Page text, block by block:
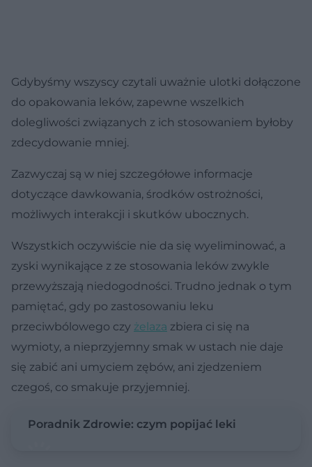
Gdybyśmy wszyscy czytali uważnie ulotki dołączone
do opakowania leków, zapewne wszelkich
dolegliwości związanych z ich stosowaniem byłoby
zdecydowanie mniej.
Zazwyczaj są w niej szczegółowe informacje
dotyczące dawkowania, środków ostrożności,
możliwych interakcji i skutków ubocznych.
Wszystkich oczywiście nie da się wyeliminować, a
zyski wynikające z ze stosowania leków zwykle
przewyższają niedogodności. Trudno jednak o tym
pamiętać, gdy po zastosowaniu leku
przeciwbólowego czy żelaza zbiera ci się na
wymioty, a nieprzyjemny smak w ustach nie daje
się zabić ani umyciem zębów, ani zjedzeniem
czegoś, co smakuje przyjemniej.
Poradnik Zdrowie: czym popijać leki